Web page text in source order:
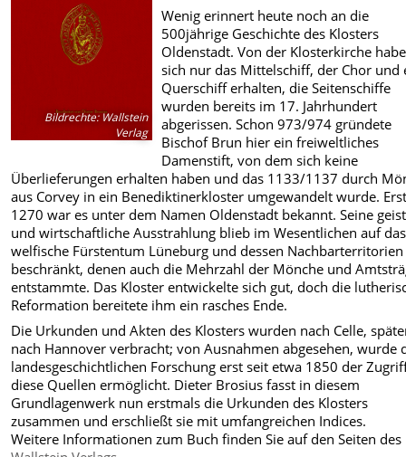
Bildrechte:Wallstein
Verlag
Wenig erinnert heute noch an die
500jährige Geschichte des Klosters
Oldenstadt. Von der Klosterkirche
sich nur das Mittelschiff, der Chor und
Querschiff erhalten, die Seitenschiffe
wurden bereits im 17. Jahrhundert
abgerissen. Schon 973/974 gründete
Bischof Brun hier ein freiweltliches
Damenstift, von dem sich keine
Überlieferungen erhalten haben und das 1133/1137 durch
aus Corvey in ein Benediktinerkloster umgewandelt wurde.
1270 war es unter dem Namen Oldenstadt bekannt. Seine
und wirtschaftliche Ausstrahlung blieb im Wesentlichen auf das
welfische Fürstentum Lüneburg und dessen Nachbarterritorien
beschränkt, denen auch die Mehrzahl der Mönche und
entstammte. Das Kloster entwickelte sich gut, doch die
Reformation bereitete ihm ein rasches Ende.
Die Urkunden und Akten des Klosters wurden nach Celle,
nach Hannover verbracht; von Ausnahmen abgesehen, wurde
landesgeschichtlichen Forschung erst seit etwa 1850 der
diese Quellen ermöglicht. Dieter Brosius fasst in diesem
Grundlagenwerk nun erstmals die Urkunden des Klosters
zusammen und erschließt sie mit umfangreichen Indices.
Weitere Informationen zum Buch finden Sie auf den Seiten des